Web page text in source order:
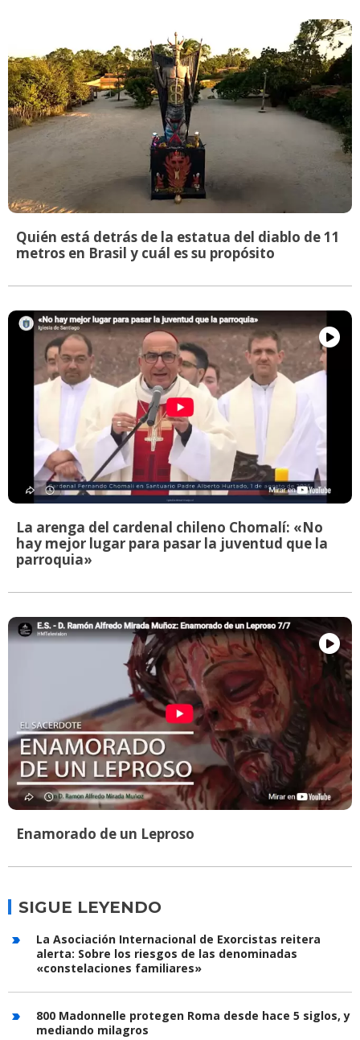
Quién está detrás de la estatua del diablo de 11
metros en Brasil y cuál es su propósito
La arenga del cardenal chileno Chomalí: «No
hay mejor lugar para pasar la juventud que la
parroquia»
Enamorado de un Leproso
SIGUE LEYENDO
La Asociación Internacional de Exorcistas reitera
alerta: Sobre los riesgos de las denominadas
«constelaciones familiares»
800 Madonnelle protegen Roma desde hace 5 siglos, y
mediando milagros